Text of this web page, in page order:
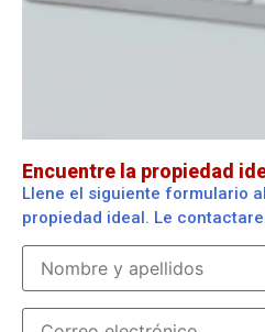
Encuentre la propiedad
Llene el siguiente formulario
propiedad ideal. Le